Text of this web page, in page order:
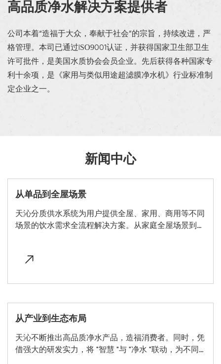
高品质净水解决方案提供者
公司本着“造福于大众，奉献于社会”的宗旨，持续改进，严
格管理。本司已通过ISO9001认证，并获得国家卫生部卫生
许可批件，是美国水质协会会员企业。先后获得各种国家专
利十余项，是《家用与类似用途超滤膜净水机》行业标准制
定企业之一。
新闻中心
从单品到全屋场景
天沁分质供水系统为用户提供全屋、家用、商用等不同
场景的饮水需求全流程解决方案。从家庭全屋场景到多
从产业到生态布局
天沁不断推出高品质净水产品，造福消费者。同时，凭
借强大的研发实力，将 "智慧 "与 "净水 "联动，为不同